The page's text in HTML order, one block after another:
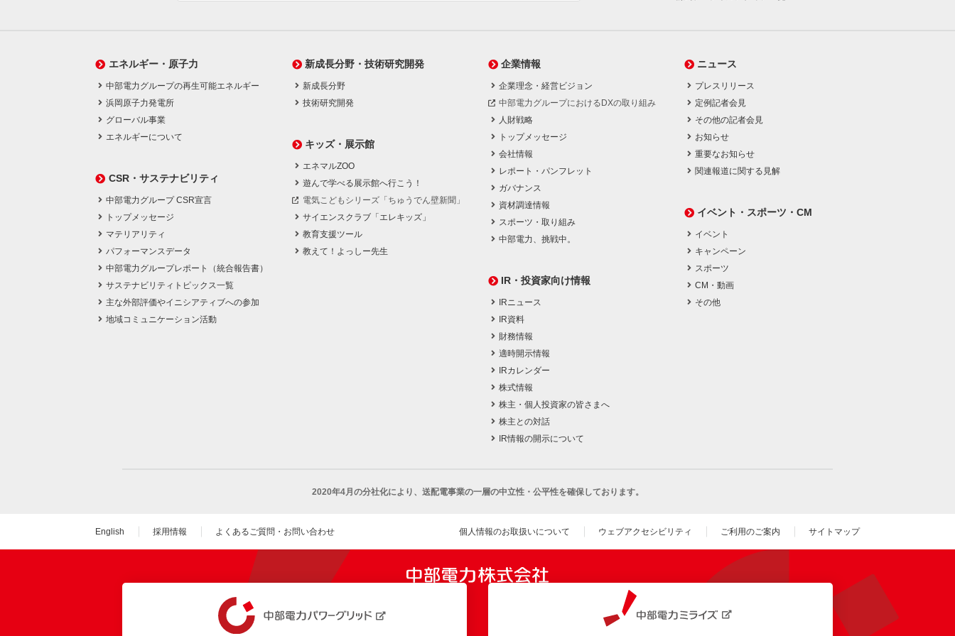
エネルギー・原子力
中部電力グループの再生可能エネルギー
浜岡原子力発電所
グローバル事業
エネルギーについて
CSR・サステナビリティ
中部電力グループ CSR宣言
トップメッセージ
マテリアリティ
パフォーマンスデータ
中部電力グループレポート（統合報告書）
サステナビリティトピックス一覧
主な外部評価やイニシアティブへの参加
地域コミュニケーション活動
新成長分野・技術研究開発
新成長分野
技術研究開発
キッズ・展示館
エネマルZOO
遊んで学べる展示館へ行こう！
電気こどもシリーズ「ちゅうでん壁新聞」
サイエンスクラブ「エレキッズ」
教育支援ツール
教えて！よっしー先生
企業情報
企業理念・経営ビジョン
中部電力グループにおけるDXの取り組み
人財戦略
トップメッセージ
会社情報
レポート・パンフレット
ガバナンス
資材調達情報
スポーツ・取り組み
中部電力、挑戦中。
IR・投資家向け情報
IRニュース
IR資料
財務情報
適時開示情報
IRカレンダー
株式情報
株主・個人投資家の皆さまへ
株主との対話
IR情報の開示について
ニュース
プレスリリース
定例記者会見
その他の記者会見
お知らせ
重要なお知らせ
関連報道に関する見解
イベント・スポーツ・CM
イベント
キャンペーン
スポーツ
CM・動画
その他
2020年4月の分社化により、 送配電事業の一層の中立性・公平性を確保しております。
English 採用情報 よくあるご質問・お問い合わせ 個人情報のお取扱いについて ウェブアクセシビリティ ご利用のご案内 サイトマップ